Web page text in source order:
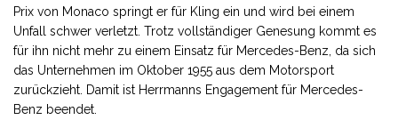
Prix von Monaco springt er für Kling ein und wird bei einem
Unfall schwer verletzt. Trotz vollständiger Genesung kommt es
für ihn nicht mehr zu einem Einsatz für Mercedes-Benz, da sich
das Unternehmen im Oktober 1955 aus dem Motorsport
zurückzieht. Damit ist Herrmanns Engagement für Mercedes-
Benz beendet.